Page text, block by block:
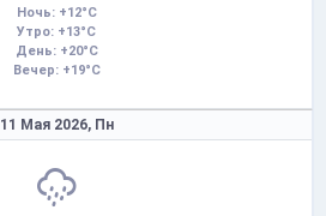
Ночь: +12°C
Утро: +13°C
День: +20°C
Вечер: +19°C
11 Мая 2026, Пн